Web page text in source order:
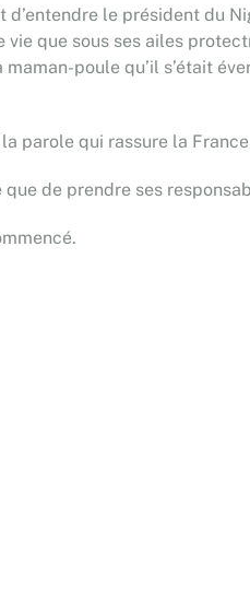
d’entendre le président du
vie que sous ses ailes
maman-poule qu’il s’était
parole qui rassure la
de prendre ses